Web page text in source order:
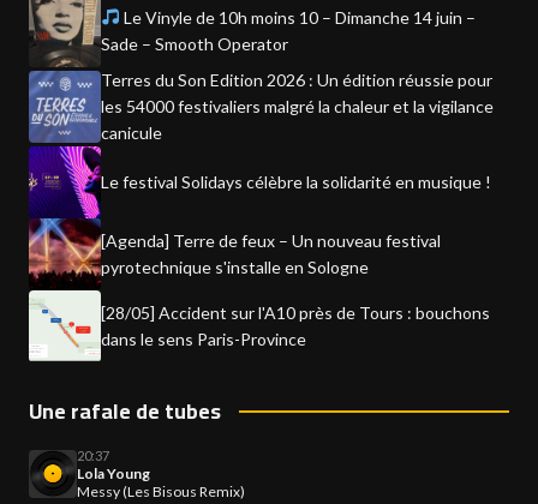
Le Vinyle de 10h moins 10 – Dimanche 14 juin –
Sade – Smooth Operator
Terres du Son Edition 2026 : Un édition réussie pour
les 54000 festivaliers malgré la chaleur et la vigilance
canicule
Le festival Solidays célèbre la solidarité en musique !
[Agenda] Terre de feux – Un nouveau festival
pyrotechnique s'installe en Sologne
[28/05] Accident sur l'A10 près de Tours : bouchons
dans le sens Paris-Province
Une rafale de tubes
20:37
Lola Young
Messy (Les Bisous Remix)